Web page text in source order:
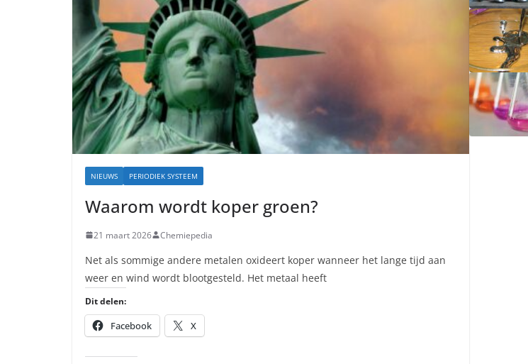
NIEUWS PERIODIEK SYSTEEM
Waarom wordt koper groen?
21 maart 2026 Chemiepedia
Net als sommige andere metalen oxideert koper wanneer het lange tijd aan
weer en wind wordt blootgesteld. Het metaal heeft
Dit delen:
Facebook X